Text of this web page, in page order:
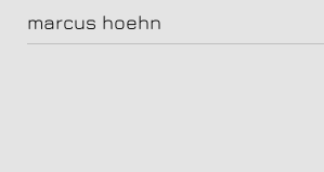
marcus hoehn